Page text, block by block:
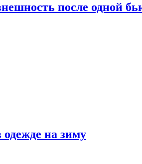
после одной
на зиму